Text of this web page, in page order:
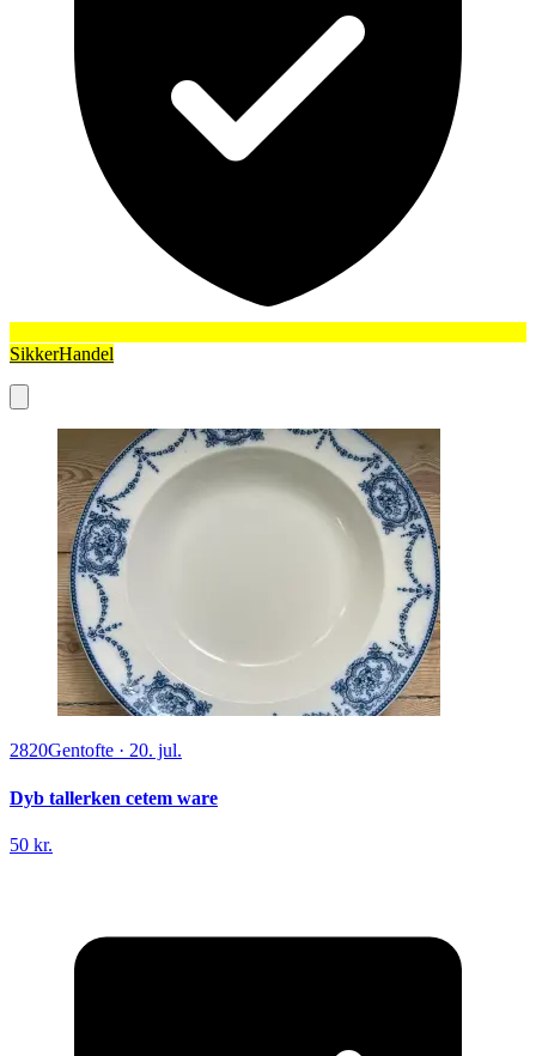
SikkerHandel
2820Gentofte · 20. jul.
Dyb tallerken cetem ware
50 kr.